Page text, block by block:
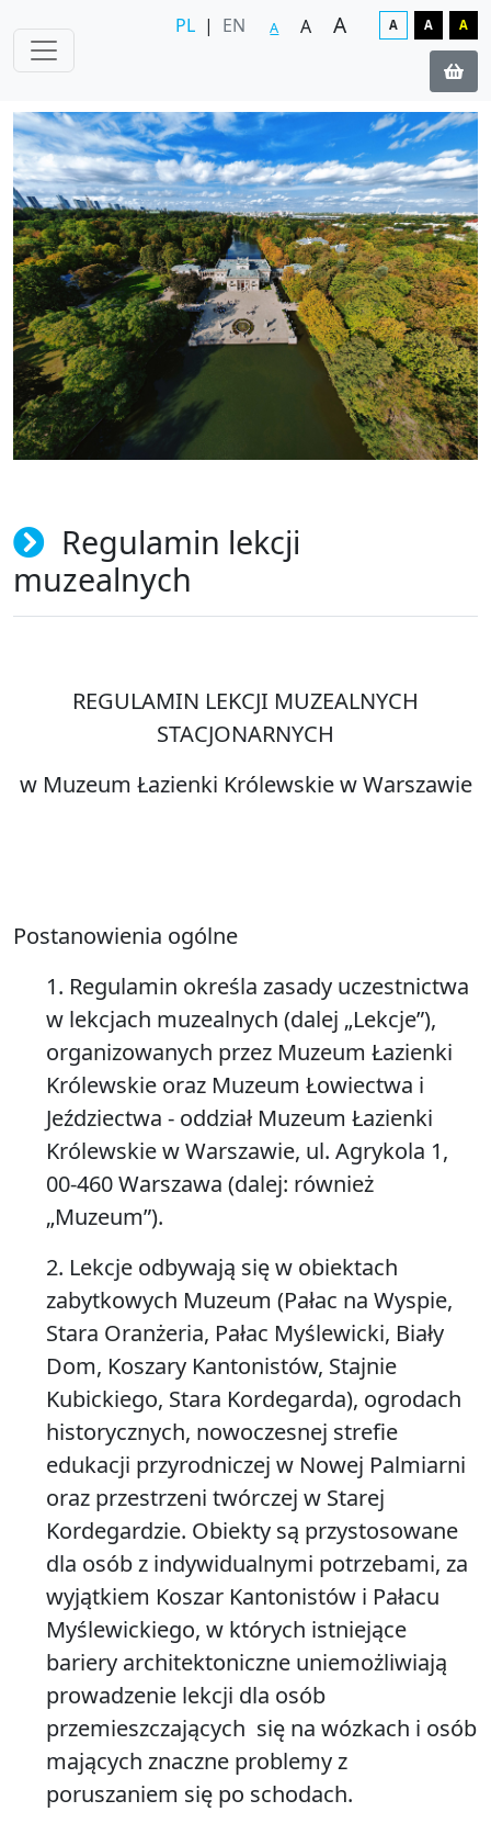
PL | EN A A A A A A
Regulamin lekcji
muzealnych
REGULAMIN LEKCJI MUZEALNYCH
STACJONARNYCH
w Muzeum Łazienki Królewskie w Warszawie
Postanowienia ogólne
1. Regulamin określa zasady uczestnictwa
w lekcjach muzealnych (dalej „Lekcje”),
organizowanych przez Muzeum Łazienki
Królewskie oraz Muzeum Łowiectwa i
Jeździectwa - oddział Muzeum Łazienki
Królewskie w Warszawie, ul. Agrykola 1,
00-460 Warszawa (dalej: również
„Muzeum”).
2. Lekcje odbywają się w obiektach
zabytkowych Muzeum (Pałac na Wyspie,
Stara Oranżeria, Pałac Myślewicki, Biały
Dom, Koszary Kantonistów, Stajnie
Kubickiego, Stara Kordegarda), ogrodach
historycznych, nowoczesnej strefie
edukacji przyrodniczej w Nowej Palmiarni
oraz przestrzeni twórczej w Starej
Kordegardzie. Obiekty są przystosowane
dla osób z indywidualnymi potrzebami, za
wyjątkiem Koszar Kantonistów i Pałacu
Myślewickiego, w których istniejące
bariery architektoniczne uniemożliwiają
prowadzenie lekcji dla osób
przemieszczających się na wózkach i osób
mających znaczne problemy z
poruszaniem się po schodach.